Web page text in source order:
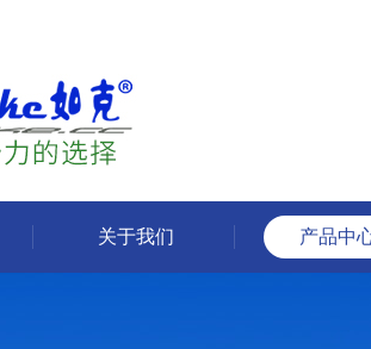
关于我们 产品中